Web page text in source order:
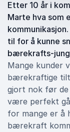
Etter 10 år i
Marte hva som
til for å kunne
bærekrafts-
Mange kunder
bærekraftige
gjort nok før
være perfekt
for mange er å
bærekraft